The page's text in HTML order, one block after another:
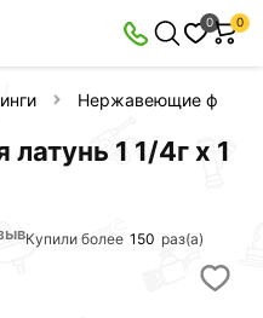
0 0
Нержавеющие
1 1/4г х 1
Купили более 150 раз(а)